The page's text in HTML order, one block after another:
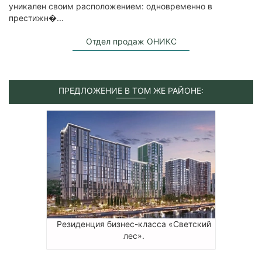
уникален своим расположением: одновременно в
престижн�...
Отдел продаж ОНИКС
ПРЕДЛОЖЕНИЕ В ТОМ ЖЕ РАЙОНЕ:
Резиденция бизнес-класса «Светский
лес».